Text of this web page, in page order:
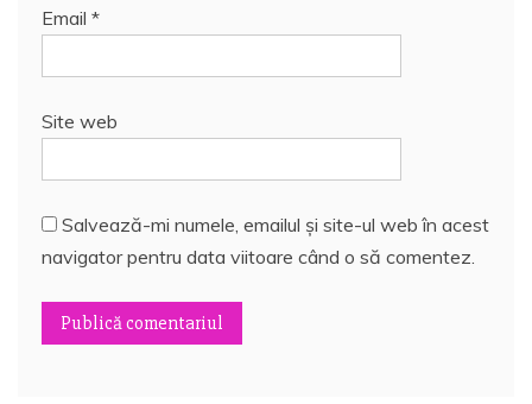
Email *
Site web
Salvează-mi numele, emailul și site-ul web în acest
navigator pentru data viitoare când o să comentez.